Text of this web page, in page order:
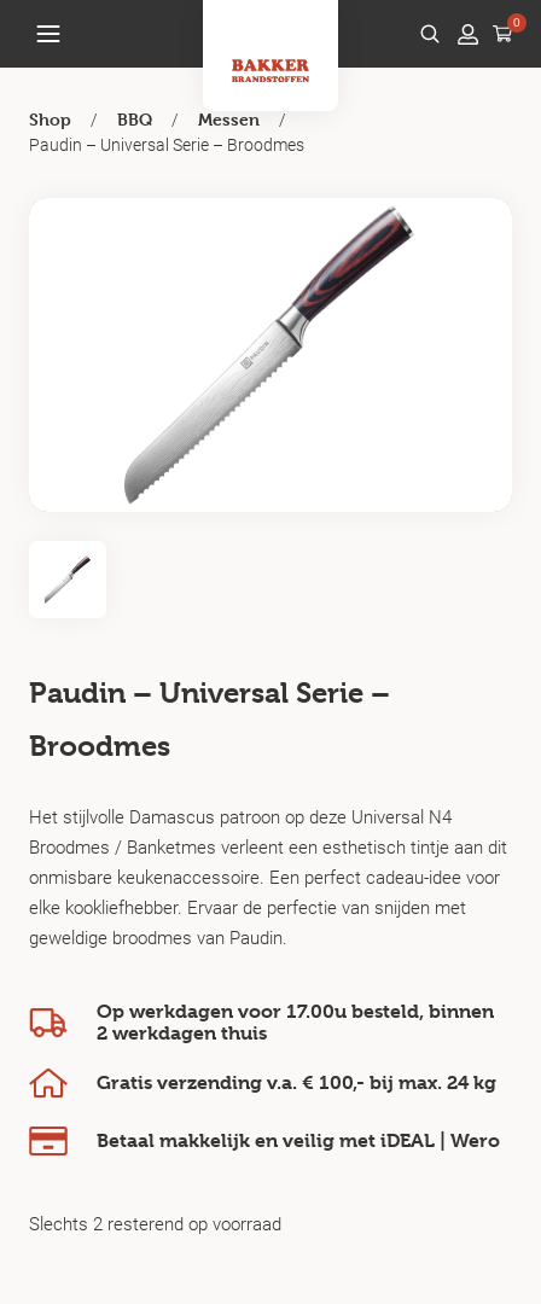
0
Shop / BBQ / Messen
/
Paudin – Universal Serie – Broodmes
Paudin – Universal Serie –
Broodmes
Het stijlvolle Damascus patroon op deze Universal N4
Broodmes / Banketmes verleent een esthetisch tintje aan dit
onmisbare keukenaccessoire. Een perfect cadeau-idee voor
elke kookliefhebber. Ervaar de perfectie van snijden met
geweldige broodmes van Paudin.
Op werkdagen voor 17.00u besteld, binnen
2 werkdagen thuis
Gratis verzending v.a. € 100,- bij max. 24 kg
Betaal makkelijk en veilig met iDEAL | Wero
Slechts 2 resterend op voorraad